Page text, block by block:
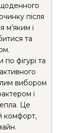
після
м’яким і
та
фігурі та
вибором
і
Це
комфорт,